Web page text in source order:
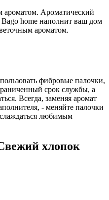
ароматом. Ароматический
home наполнит ваш дом
ароматом.
фибровые палочки,
срок службы, а
Всегда, заменяя аромат
- меняйте палочки
любимым
хлопок